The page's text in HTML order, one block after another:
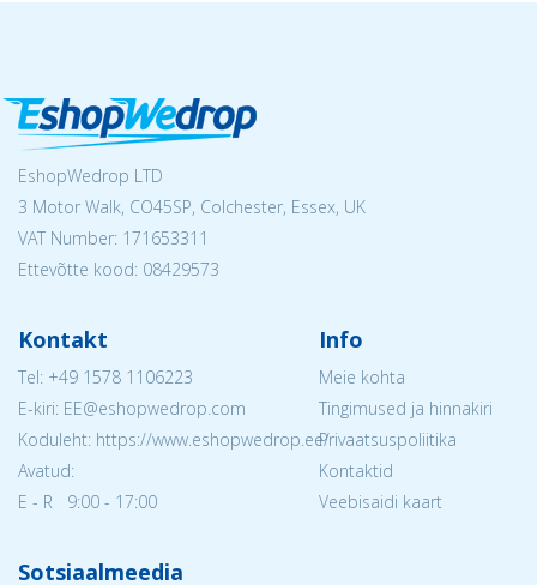
EshopWedrop LTD
3 Motor Walk, CO45SP, Colchester, Essex, UK
VAT Number: 171653311
Ettevõtte kood: 08429573
Kontakt
Tel: +49 1578 1106223
E-kiri: EE@eshopwedrop.com
Koduleht: https://www.eshopwedrop.ee/
Avatud:
E - R 9:00 - 17:00
Info
Meie kohta
Tingimused ja hinnakiri
Privaatsuspoliitika
Kontaktid
Veebisaidi kaart
Sotsiaalmeedia